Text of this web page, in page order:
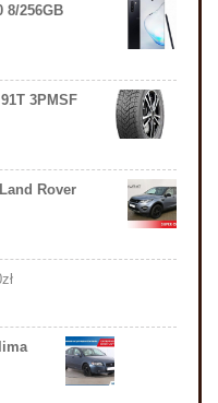
8/256GB
3PMSF
Rover
zł